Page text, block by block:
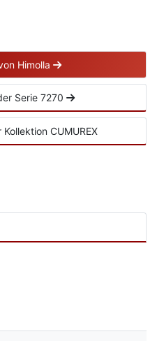
Himolla
Serie 7270
CUMUREX